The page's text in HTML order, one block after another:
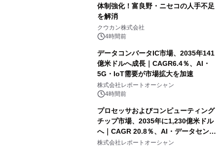
体制強化！富良野・ニセコの人手不足
を解消
クウカン株式会社
4時間前
データコンバータIC市場、2035年141
億米ドルへ成長｜CAGR6.4％、AI・
5G・IoT需要が市場拡大を加速
株式会社レポートオーシャン
4時間前
プロセッサおよびコンピューティング
チップ市場、2035年に1,230億米ドル
へ｜CAGR 20.8％、AI・データセンタ
ー需要が成長を牽引
株式会社レポートオーシャン